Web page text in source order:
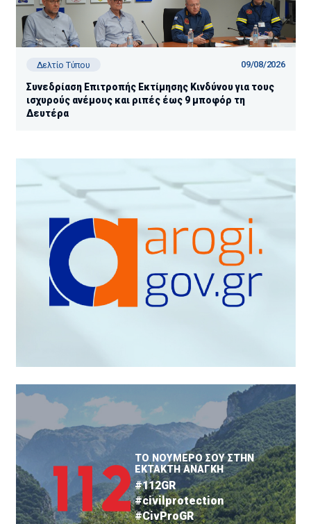
Δελτίο Τύπου 09/08/2026
Συνεδρίαση Επιτροπής Εκτίμησης Κινδύνου για τους
ισχυρούς ανέμους και ριπές έως 9 μποφόρ τη
Δευτέρα
ΤΟ ΝΟΥΜΕΡΟ ΣΟΥ ΣΤΗΝ
ΕΚΤΑΚΤΗ ΑΝΑΓΚΗ
#112GR
#civilprotection
#CivProGR